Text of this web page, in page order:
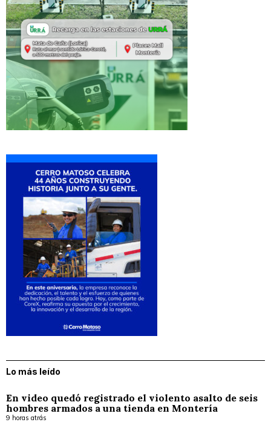
Lo más leído
En video quedó registrado el violento asalto de seis
hombres armados a una tienda en Montería
9 horas atrás